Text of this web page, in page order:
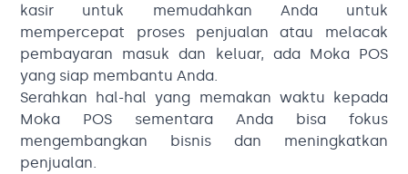
kasir untuk memudahkan Anda untuk
mempercepat proses penjualan atau melacak
pembayaran masuk dan keluar, ada Moka POS
yang siap membantu Anda.
Serahkan hal-hal yang memakan waktu kepada
Moka POS sementara Anda bisa fokus
mengembangkan bisnis dan meningkatkan
penjualan.